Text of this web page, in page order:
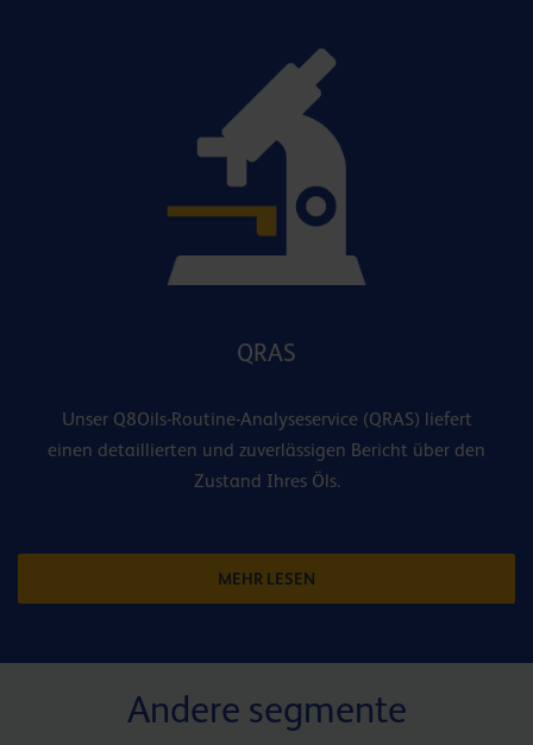
QRAS
Unser Q8Oils-Routine-Analyseservice (QRAS) liefert
einen detaillierten und zuverlässigen Bericht über den
Zustand Ihres Öls.
MEHR LESEN
Andere segmente